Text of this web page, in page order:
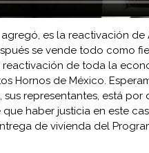
es la reactivación
se vende todo como
reactivación de toda la
Hornos de México.
sus representantes, está por
haber justicia en este
de vivienda del